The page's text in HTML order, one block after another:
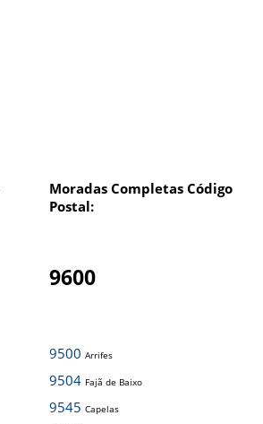
Moradas Completas Código
Postal:
9600
9500 Arrifes
9504 Fajã de Baixo
9545 Capelas